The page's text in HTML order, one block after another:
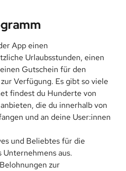
App einen
Urlaubsstunden, einen
Gutschein für den
Verfügung. Es gibt so viele
findest du Hunderte von
die du innerhalb von
und an deine User:innen
und Beliebtes für die
aus.
zur